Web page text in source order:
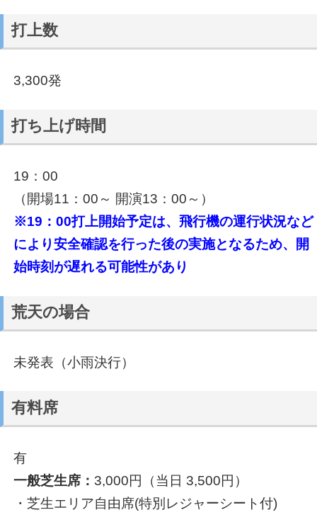
打上数
3,300発
打ち上げ時間
19：00
（開場11：00～ 開演13：00～）
※19：00打上開始予定は、飛行機の運行状況など
により安全確認を行った後の実施となるため、開
始時刻が遅れる可能性があり
荒天の場合
未発表（小雨決行）
有料席
有
一般芝生席： 3,000円（当日 3,500円）
・芝生エリア自由席(特別レジャーシート付)